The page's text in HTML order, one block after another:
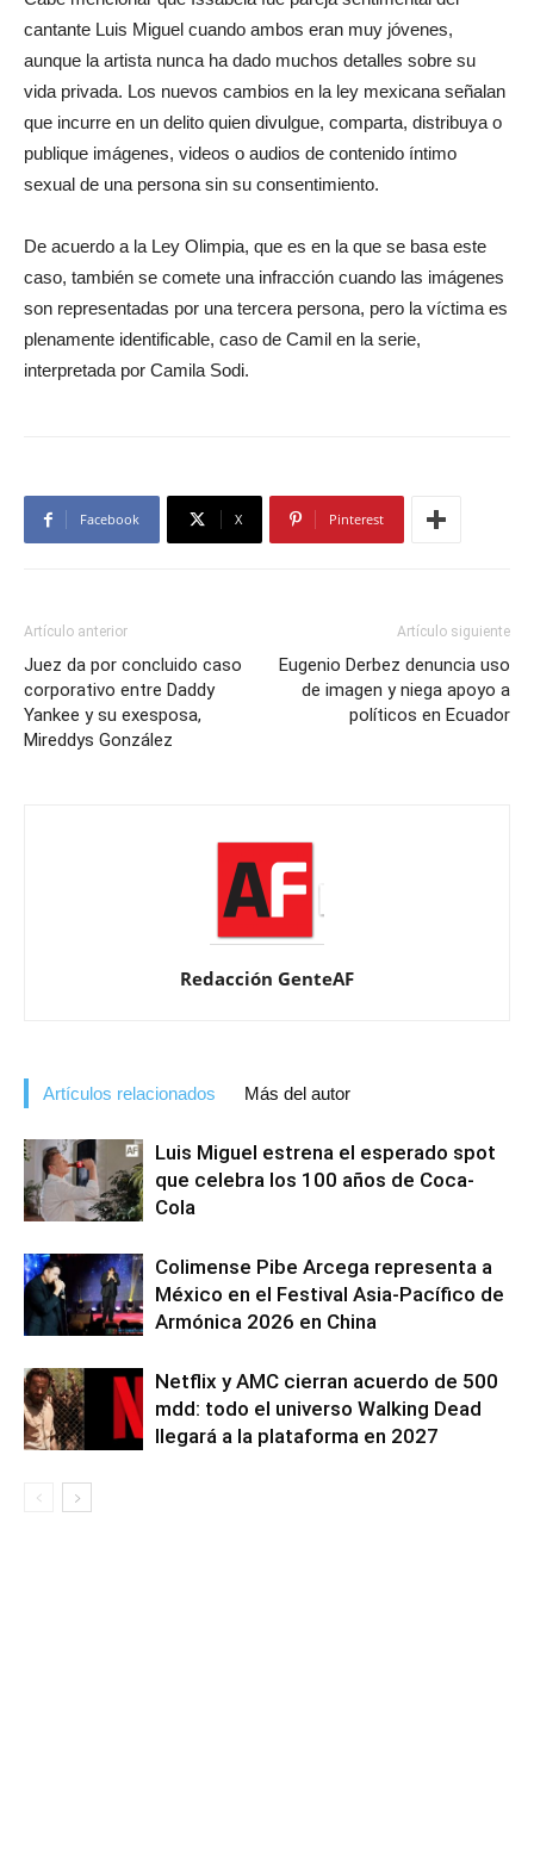
cantante Luis Miguel cuando ambos eran muy jóvenes,
aunque la artista nunca ha dado muchos detalles sobre su
vida privada. Los nuevos cambios en la ley mexicana señalan
que incurre en un delito quien divulgue, comparta, distribuya o
publique imágenes, videos o audios de contenido íntimo
sexual de una persona sin su consentimiento.
De acuerdo a la Ley Olimpia, que es en la que se basa este
caso, también se comete una infracción cuando las imágenes
son representadas por una tercera persona, pero la víctima es
plenamente identificable, caso de Camil en la serie,
interpretada por Camila Sodi.
Facebook X Pinterest
Artículo anterior
Juez da por concluido caso
corporativo entre Daddy
Yankee y su exesposa,
Mireddys González
Artículo siguiente
Eugenio Derbez denuncia uso
de imagen y niega apoyo a
políticos en Ecuador
Redacción GenteAF
Artículos relacionados Más del autor
Luis Miguel estrena el esperado spot
que celebra los 100 años de Coca-
Cola
Colimense Pibe Arcega representa a
México en el Festival Asia-Pacífico de
Armónica 2026 en China
Netflix y AMC cierran acuerdo de 500
mdd: todo el universo Walking Dead
llegará a la plataforma en 2027